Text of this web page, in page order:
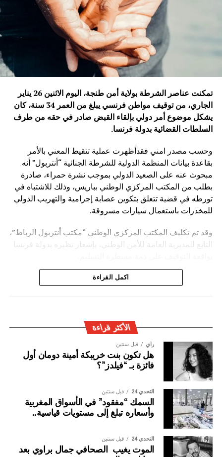
تمكنت عناصر الشرطة بولاية أمن طنجة، اليوم الاثنين 26 يناير
الجاري، من توقيف مواطن فرنسي يبلغ من العمر 34 سنة، كان
يشكل موضوع أمر دولي بإلقاء القبض صادر في حقه من طرف
السلطات القضائية بدولة فرنسا.
وحسب مصدر امني فقدأظهرت عملية تنقيط المعني بالأمر
بقاعدة بيانات المنظمة الدولية للشرطة الجنائية “أنتربول” أنه
مبحوث عنه على الصعيد الدولي بموجب نشرة حمراء، صادرة
بطلب من المكتب المركزي الوطني بباريس، وذلك للاشتباه في
تورطه في قضية تتعلق بتكوين عصابة إجرامية والتهريب الدولي
للمخدرات باستعمال سيارات مسروقة.
وقد تم تكليف المكتب المركزي الوطني “مكتب أنتربول الرباط”،
التابع للمديرية العامة للأمن الوطني، بإشعار نظيره بدولة فرنسا
ويأتي توقيف المشتبه به في سياق التزام المصالح الأمنية
اكمل القراءة
الأكثر قراءة
رأي قبل سنتين
هل تكون بنت خريبكة أمينة دومان أول
فائزة بـ “فيلدز”؟
التحدي 24 قبل سنتين
السمك “مفقود” في الأسواق المغربية
وأسعاره تبلغ إلى مستويات قياسية..
التحدي 24 قبل سنتين
الموت يغيب الصحافي جمال براوي بعد